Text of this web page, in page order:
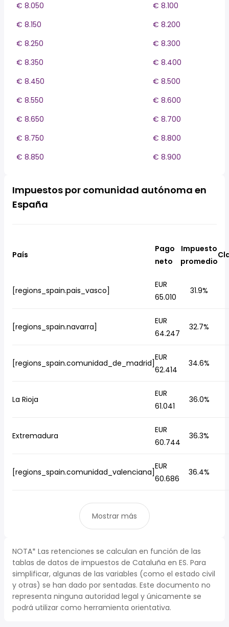
€ 8.050
€ 8.100
€ 8.150
€ 8.200
€ 8.250
€ 8.300
€ 8.350
€ 8.400
€ 8.450
€ 8.500
€ 8.550
€ 8.600
€ 8.650
€ 8.700
€ 8.750
€ 8.800
€ 8.850
€ 8.900
Impuestos por comunidad autónoma en
España
País
Pago
neto
Impuesto
promedio
[regions_spain.pais_vasco]
EUR
65.010
31.9%
[regions_spain.navarra]
EUR
64.247
32.7%
[regions_spain.comunidad_de_madrid]
EUR
62.414
34.6%
La Rioja
EUR
61.041
36.0%
Extremadura
EUR
60.744
36.3%
[regions_spain.comunidad_valenciana]
EUR
60.686
36.4%
Mostrar más
NOTA* Las retenciones se calculan en función de las
tablas de datos de impuestos de Cataluña en ES. Para
simplificar, algunas de las variables (como el estado civil
y otras) se han dado por sentadas. Este documento no
representa ninguna autoridad legal y únicamente se
podrá utilizar como herramienta orientativa.